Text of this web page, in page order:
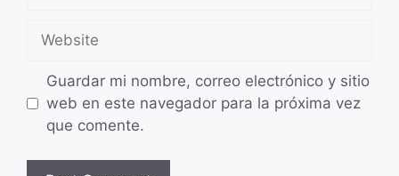
Website
Guardar mi nombre, correo electrónico y sitio
web en este navegador para la próxima vez
que comente.